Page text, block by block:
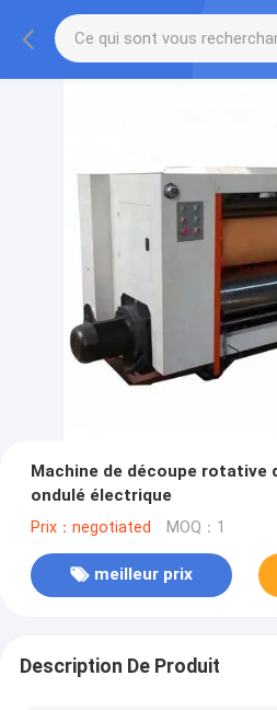
Machine de découpe rotative
ondulé électrique
Prix：negotiated MOQ：1
meilleur prix
Description De Produit